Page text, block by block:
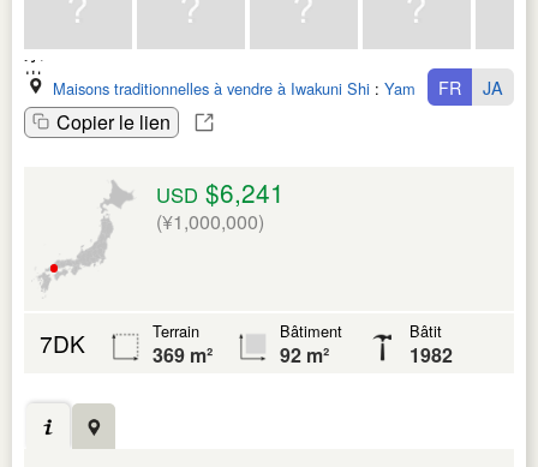
Maisons traditionnelles à vendre à Iwakuni Shi : Yamaguchi Ken
Copier le lien
FR JA
USD $6,241
(¥1,000,000)
7DK Terrain
369 m²
Bâtiment
92 m²
Bâtit
1982